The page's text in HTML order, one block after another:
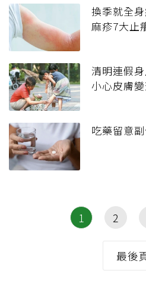
換季就全
麻疹7大止
清明連假
小心皮膚
吃藥留意
1 2
最後